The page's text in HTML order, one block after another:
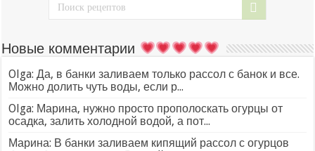
Новые комментарии
Olga: Да, в банки заливаем только рассол с банок и все.
Можно долить чуть воды, если р...
Olga: Марина, нужно просто прополоскать огурцы от
осадка, залить холодной водой, а пот...
Марина: В банки заливаем кипящий рассол с огурцов